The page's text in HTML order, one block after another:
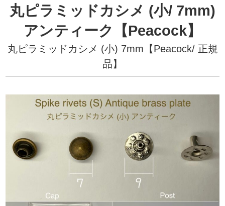
丸ピラミッドカシメ (小/ 7mm)
アンティーク【Peacock】
丸ピラミッドカシメ (小) 7mm【Peacock/ 正規
品】